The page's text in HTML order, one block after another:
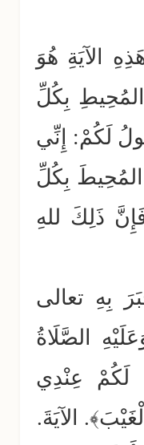
الآيَةِ هُوَ
بِكُلِّ
لَكُمْ: إِنِّي
بِكُلِّ
ذَلِكَ للهِ
بِهِ تعالى
الصَّلَاةُ
لَكُمْ عِنْدِي
الآيَةَ.